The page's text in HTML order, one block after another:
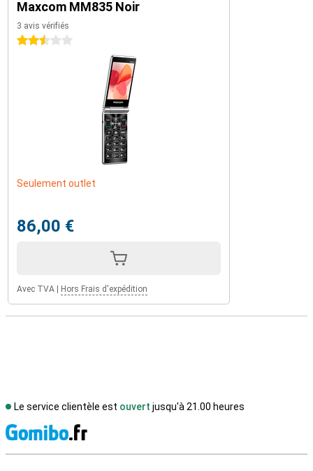
Maxcom MM835 Noir
3 avis vérifiés
2.5 étoiles
Seulement outlet
86,00 €
Avec TVA Hors Frais d'expédition
Le service clientèle est ouvert jusqu'à 21.00 heures